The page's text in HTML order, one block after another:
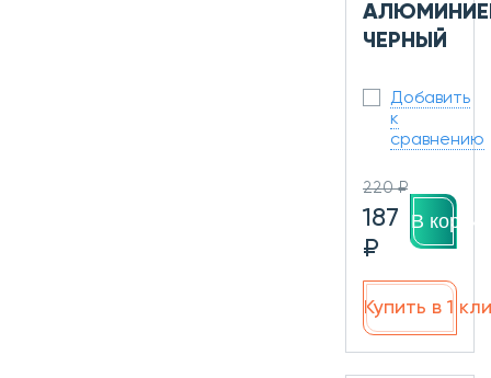
ЧЕРНЫЙ
Добавить
к
сравнению
220 ₽
187
₽
В
Купить в 1